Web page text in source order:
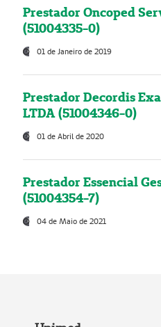
Prestador Oncoped
(51004335-0)
01 de Janeiro de 2019
Prestador Decordis
LTDA (51004346-0)
01 de Abril de 2020
Prestador Essencial
(51004354-7)
04 de Maio de 2021